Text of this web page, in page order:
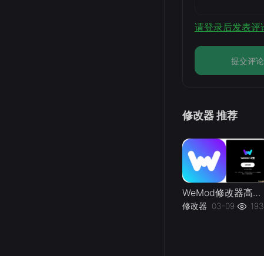
请登录后发表评
提交评论
修改器 推荐
WeMod修改器高级会员破解版.综合类修改器软件解锁版-
修改器 03-09 193